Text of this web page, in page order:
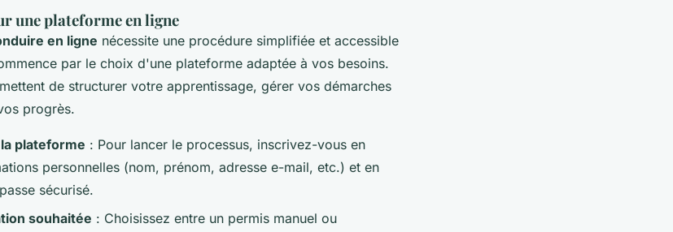
une plateforme en ligne
en ligne nécessite une procédure simplifiée et accessible
par le choix d'une plateforme adaptée à vos besoins.
de structurer votre apprentissage, gérer vos démarches
progrès.
plateforme : Pour lancer le processus, inscrivez-vous en
personnelles (nom, prénom, adresse e-mail, etc.) et en
sécurisé.
souhaitée : Choisissez entre un permis manuel ou